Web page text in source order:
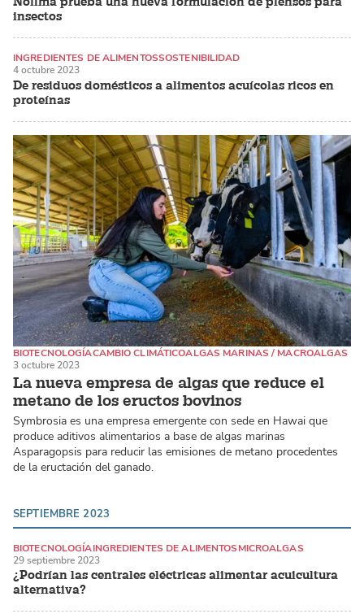
insectos
De residuos domésticos a alimentos acuícolas ricos en
proteínas
INGREDIENTES DE ALIMENTOSSOSTENIBILIDAD
SALMÓN DEL ATLÁNTICO
4 octubre 2023
La nueva empresa de algas que reduce el
metano de los eructos bovinos
BIOTECNOLOGÍACAMBIO CLIMÁTICOALGAS MARINAS / MACROALGAS
3 octubre 2023
Symbrosia es una empresa emergente con sede en Hawai que
produce aditivos alimentarios a base de algas marinas
Asparagopsis para reducir las emisiones de metano procedentes
de la eructación del ganado.
SEPTIEMBRE 2023
¿Podrían las centrales eléctricas alimentar acuicultura
alternativa?
BIOTECNOLOGÍAINGREDIENTES DE ALIMENTOSMICROALGAS
29 septiembre 2023